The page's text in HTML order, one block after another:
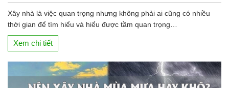
Xây nhà là việc quan trọng nhưng không phải ai cũng có nhiều
thời gian để tìm hiểu và hiểu được tầm quan trọng…
Xem chi tiết